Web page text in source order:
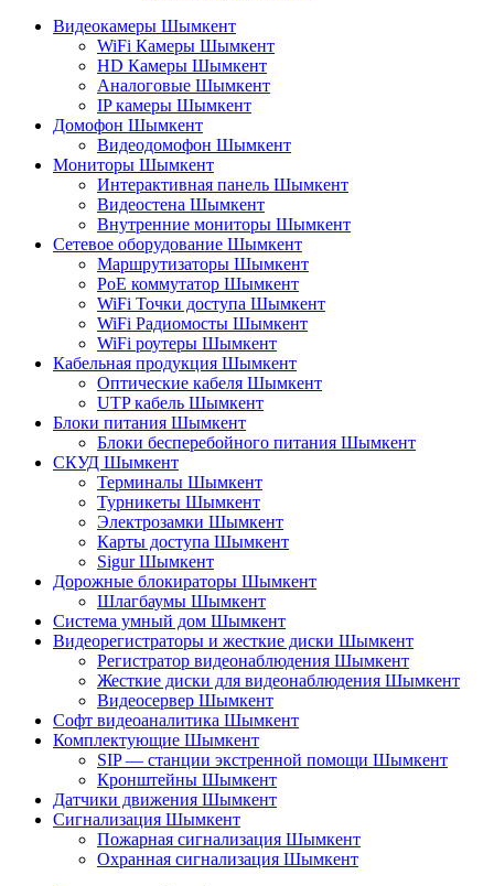
Видеокамеры Шымкент
WiFi Камеры Шымкент
HD Камеры Шымкент
Аналоговые Шымкент
IP камеры Шымкент
Домофон Шымкент
Видеодомофон Шымкент
Мониторы Шымкент
Интерактивная панель Шымкент
Видеостена Шымкент
Внутренние мониторы Шымкент
Сетевое оборудование Шымкент
Маршрутизаторы Шымкент
PoE коммутатор Шымкент
WiFi Точки доступа Шымкент
WiFi Радиомосты Шымкент
WiFi роутеры Шымкент
Кабельная продукция Шымкент
Оптические кабеля Шымкент
UTP кабель Шымкент
Блоки питания Шымкент
Блоки бесперебойного питания Шымкент
СКУД Шымкент
Терминалы Шымкент
Турникеты Шымкент
Электрозамки Шымкент
Карты доступа Шымкент
Sigur Шымкент
Дорожные блокираторы Шымкент
Шлагбаумы Шымкент
Система умный дом Шымкент
Видеорегистраторы и жесткие диски Шымкент
Регистратор видеонаблюдения Шымкент
Жесткие диски для видеонаблюдения Шымкент
Видеосервер Шымкент
Софт видеоаналитика Шымкент
Комплектующие Шымкент
SIP — станции экстренной помощи Шымкент
Кронштейны Шымкент
Датчики движения Шымкент
Сигнализация Шымкент
Пожарная сигнализация Шымкент
Охранная сигнализация Шымкент